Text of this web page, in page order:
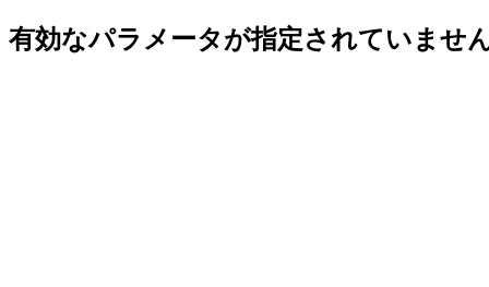
有効なパラメータが指定されていませ